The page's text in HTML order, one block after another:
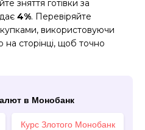
зняття готівки за
4%. Перевіряйте
використовуючи
на сторінці, щоб точно
в Монобанк
Курс Злотого Монобанк